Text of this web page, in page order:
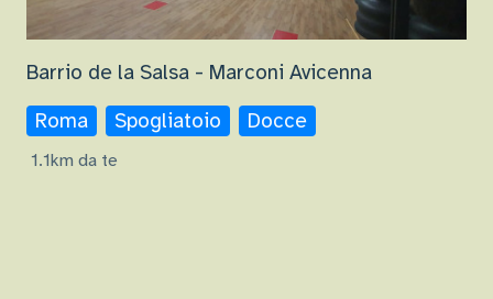
Barrio de la Salsa - Marconi Avicenna
Roma
Spogliatoio Docce
1.1km da te